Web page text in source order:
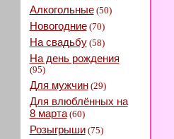
Алкогольные(50)
Новогодние(70)
На свадьбу(58)
На день рождения
(95)
Для мужчин(29)
Для влюблённых на
8 марта(60)
Розыгрыши(75)